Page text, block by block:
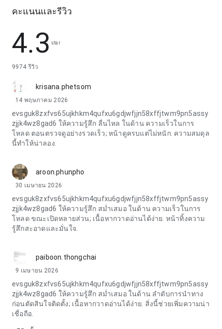
คะแนนและรีวิว
4.3 star
9974 รีวิว
krisana.phetsom
14 พฤษภาคม 2026
evsguk8zxfvs65ujkhkm4qufxu6gdjwfjjn58xffjtwm9pn5assy
zjjk4wz8gad6 ให้ความรู้สึก ลื่นไหล ในด้าน ความเร็วในการ
โหลด ตอนตรวจดูอย่างรวดเร็ว; หน้าดูครบแต่ไม่หนัก. ความสมดุล
นี้ทำให้น่าลอง.
aroon.phunpho
30 เมษายน 2026
evsguk8zxfvs65ujkhkm4qufxu6gdjwfjjn58xffjtwm9pn5assy
zjjk4wz8gad6 ให้ความรู้สึก สม่ำเสมอ ในด้าน ความเร็วในการ
โหลด ขณะเปิดหลายส่วน; เนื้อหากวาดอ่านได้ง่าย. หน้าทิ้งความ
รู้สึกสะอาดและมั่นใจ.
paiboon.thongchai
9 เมษายน 2026
evsguk8zxfvs65ujkhkm4qufxu6gdjwfjjn58xffjtwm9pn5assy
zjjk4wz8gad6 ให้ความรู้สึก สม่ำเสมอ ในด้าน ลำดับการนำทาง
ก่อนตัดสินใจติดตั้ง; เนื้อหากวาดอ่านได้ง่าย. สิ่งนี้ช่วยเพิ่มความน่า
เชื่อถือ.